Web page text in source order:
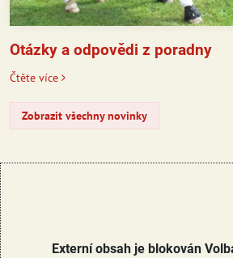
Otázky a odpovědi z poradny
Čtěte více
Zobrazit všechny novinky
Externí obsah je blokován